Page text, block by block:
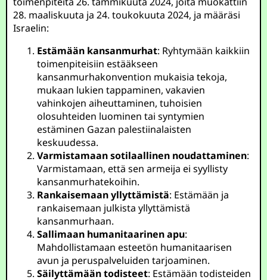
28. maaliskuuta ja 24. toukokuuta 2024, ja määräsi
Israelin:
Estämään kansanmurhat: Ryhtymään kaikkiin
toimenpiteisiin estääkseen
kansanmurhakonvention mukaisia tekoja,
mukaan lukien tappaminen, vakavien
vahinkojen aiheuttaminen, tuhoisien
olosuhteiden luominen tai syntymien
estäminen Gazan palestiinalaisten
keskuudessa.
Varmistamaan sotilaallinen noudattaminen:
Varmistamaan, että sen armeija ei syyllisty
kansanmurhatekoihin.
Rankaisemaan yllyttämistä: Estämään ja
rankaisemaan julkista yllyttämistä
kansanmurhaan.
Sallimaan humanitaarinen apu:
Mahdollistamaan esteetön humanitaarisen
avun ja peruspalveluiden tarjoaminen.
Säilyttämään todisteet: Estämään todisteiden